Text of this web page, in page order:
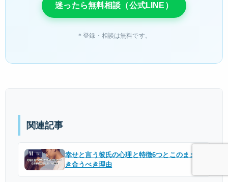
迷ったら無料相談（公式LINE）
＊登録・相談は無料です。
関連記事
幸せと言う彼氏の心理と特徴6つとこのまま付
き合うべき理由